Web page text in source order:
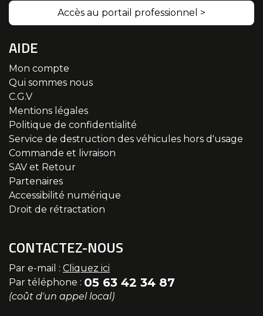
Accès au portail professionnel >
AIDE
Mon compte
Qui sommes nous
C.G.V
Mentions légales
Politique de confidentialité
Service de destruction des véhicules hors d'usage
Commande et livraison
SAV et Retour
Partenaires
Accessibilité numérique
Droit de rétractation
CONTACTEZ-NOUS
Par e-mail : Cliquez ici
Par téléphone : 05 63 42 34 87
(coût d'un appel local)